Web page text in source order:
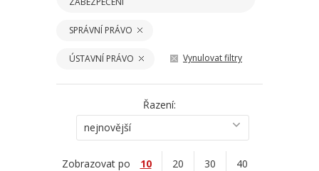
SPRÁVNÍ PRÁVO
ÚSTAVNÍ PRÁVO Vynulovat filtry
Řazení:
nejnovější
Zobrazovat po 10 20 30 40